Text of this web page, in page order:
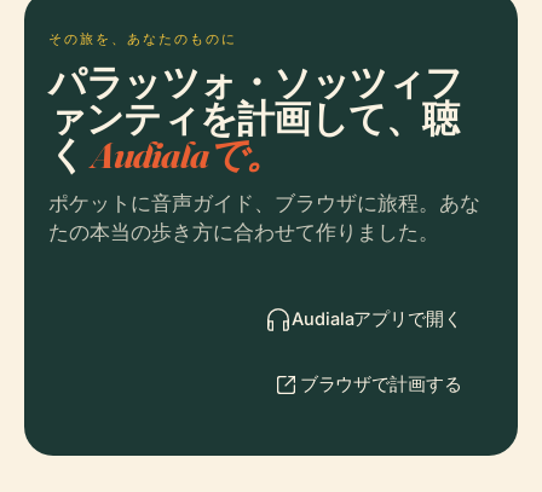
その旅を、あなたのものに
パラッツォ・ソッツィフ
ァンティを計画して、聴
くAudialaで。
ポケットに音声ガイド、ブラウザに旅程。あな
たの本当の歩き方に合わせて作りました。
Audialaアプリで開く
ブラウザで計画する